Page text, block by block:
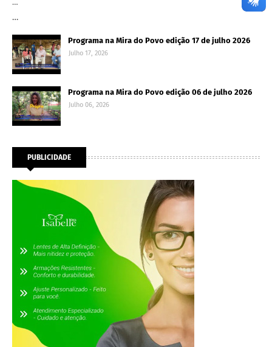
…
…
Programa na Mira do Povo edição 17 de julho 2026
Julho 17, 2026
Programa na Mira do Povo edição 06 de julho 2026
Julho 06, 2026
PUBLICIDADE